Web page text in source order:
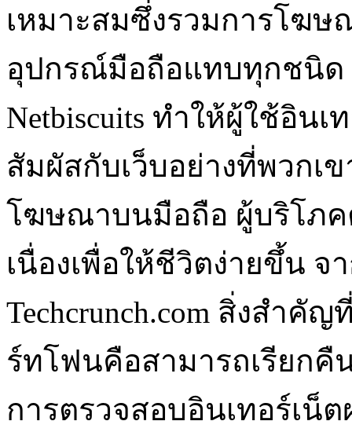
เหมาะสมซึ่งรวมการโฆ
อุปกรณ์มือถือแทบทุกชนิด
Netbiscuits ทำให้ผู้ใช้อิน
สัมผัสกับเว็บอย่างที่พวกเ
โฆษณาบนมือถือ ผู้บริโภค
เนื่องเพื่อให้ชีวิตง่ายขึ้น จ
Techcrunch.com สิ่งสำคั
ร์ทโฟนคือสามารถเรียกคื
การตรวจสอบอินเทอร์เน็